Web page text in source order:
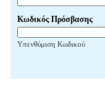
Κωδικός Πρόσβασης
Υπενθύμιση Κωδικού